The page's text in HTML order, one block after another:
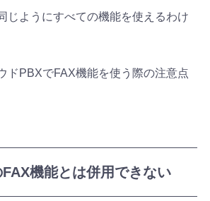
じようにすべての機能を使えるわけ
ドPBXでFAX機能を使う際の注意点
機能とは併用できない